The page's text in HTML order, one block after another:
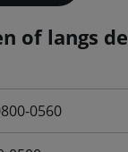
of langs de
0560